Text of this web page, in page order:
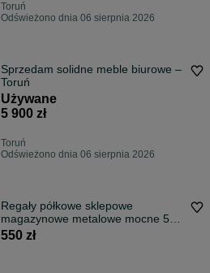
Toruń
Odświeżono dnia 06 sierpnia 2026
Sprzedam solidne meble biurowe –
Toruń
Używane
5 900 zł
Toruń
Odświeżono dnia 06 sierpnia 2026
Regały półkowe sklepowe
magazynowe metalowe mocne 5
lat gwarancji
550 zł